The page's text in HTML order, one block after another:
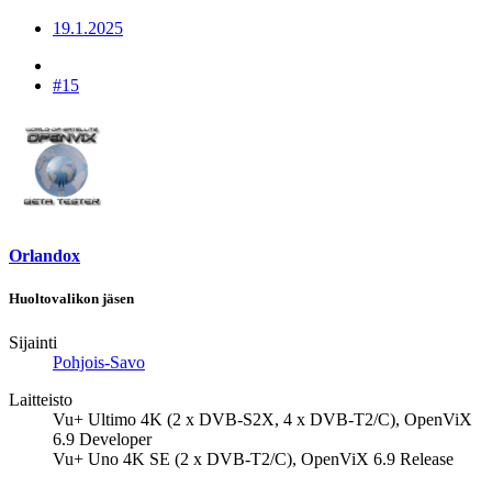
19.1.2025
#15
Orlandox
Huoltovalikon jäsen
Sijainti
Pohjois-Savo
Laitteisto
Vu+ Ultimo 4K (2 x DVB-S2X, 4 x DVB-T2/C), OpenViX
6.9 Developer
Vu+ Uno 4K SE (2 x DVB-T2/C), OpenViX 6.9 Release